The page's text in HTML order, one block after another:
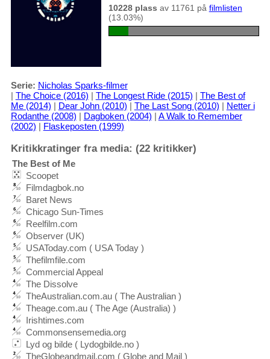
10228 plass av 11761 på filmlisten
(13.03%)
Serie: Nicholas Sparks-filmer
| The Choice (2016) | The Longest Ride (2015) | The Best of
Me (2014) | Dear John (2010) | The Last Song (2010) | Netter i
Rodanthe (2008) | Dagboken (2004) | A Walk to Remember
(2002) | Flaskeposten (1999)
Kritikkratinger fra media: (22 kritikker)
The Best of Me
Scoopet
Filmdagbok.no
Baret News
Chicago Sun-Times
Reelfilm.com
Observer (UK)
USAToday.com ( USA Today )
Thefilmfile.com
Commercial Appeal
The Dissolve
TheAustralian.com.au ( The Australian )
Theage.com.au ( The Age (Australia) )
Irishtimes.com
Commonsensemedia.org
Lyd og bilde ( Lydogbilde.no )
TheGlobeandmail.com ( Globe and Mail )